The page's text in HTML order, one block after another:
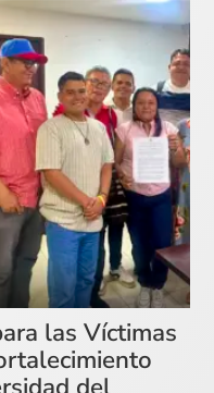
las Víctimas